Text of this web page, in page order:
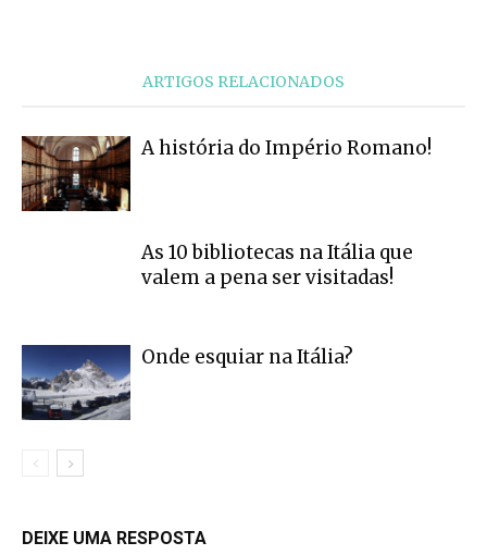
ARTIGOS RELACIONADOS
A história do Império Romano!
As 10 bibliotecas na Itália que
valem a pena ser visitadas!
Onde esquiar na Itália?
DEIXE UMA RESPOSTA